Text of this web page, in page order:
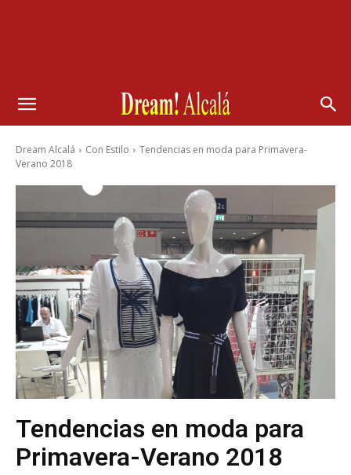
Dream Alcalá Con Estilo
Tendencias en moda para Primavera-
Verano 2018
Tendencias en moda para
Primavera-Verano 2018